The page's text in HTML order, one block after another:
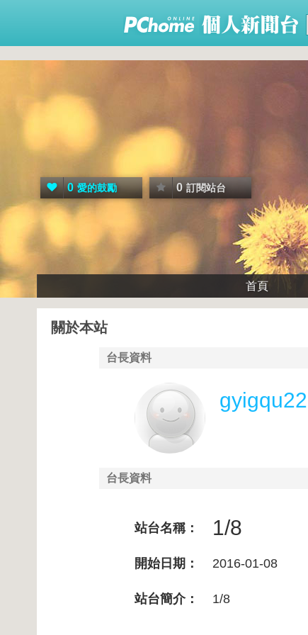
0 愛的鼓勵 0 訂閱站台
首頁
關於本站
台長資料
gyigqu22
台長資料
站台名稱： 1/8
開始日期： 2016-01-08
站台簡介： 1/8